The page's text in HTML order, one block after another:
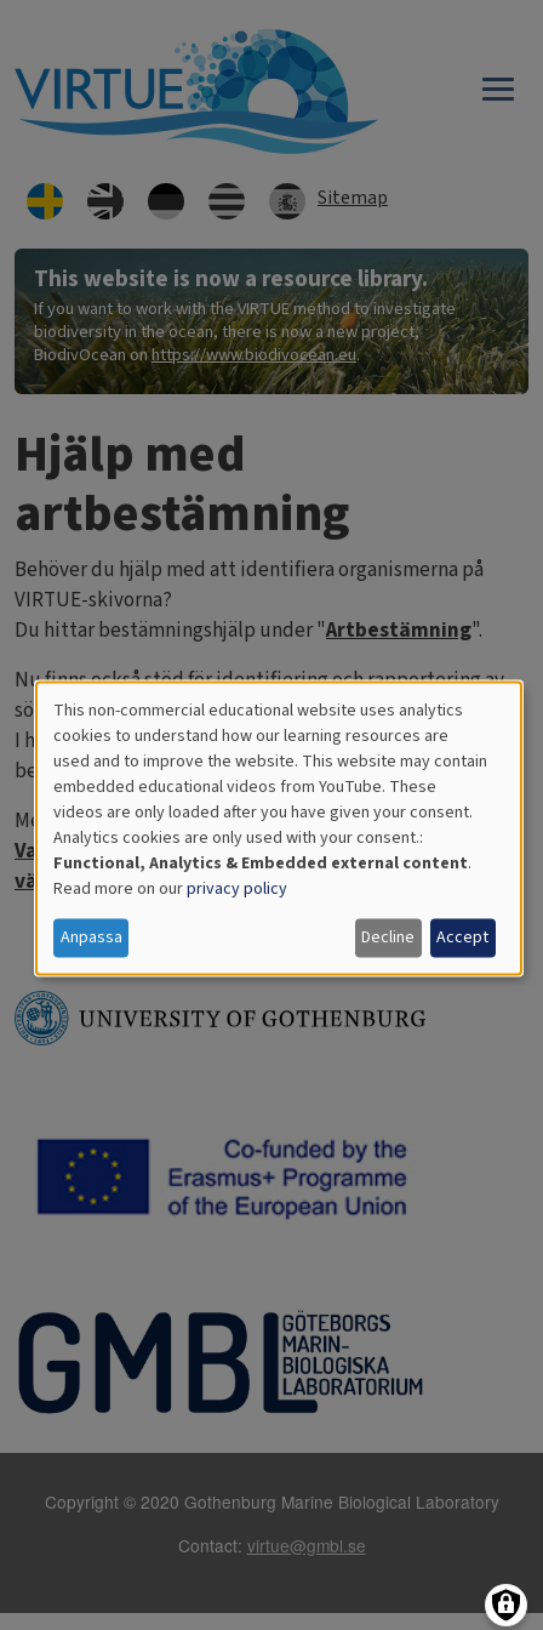
Sitemap
This website is now a resource library.
If you want to work with the VIRTUE method to investigate
biodiversity in the ocean, there is now a new project,
BiodivOcean onhttps://www.biodivocean.eu.
Hjälp med
artbestämning
Behöver du hjälp med att identifiera organismerna på
VIRTUE-skivorna?
Du hittar bestämningshjälp under "Artbestämning".
Nu finns också stöd för identifiering och rapportering av
sötvattensorganismer (ännu bara på svenska).
I handbokenSmådjur i sjö och å(2019) finns mer
bestämningshjälp.
Mer bestämningshjälp för marina arter finns i
Vattenkikarenoch i handbokenHavets djur och
växter(2023)
Copyright © 2020 Gothenburg Marine Biological Laboratory
Contact: virtue@gmbl.se
Cookies
for
Educational
Analytics
This non-commercial educational website uses analytics
cookies to understand how our learning resources are
used and to improve the website. This website may contain
embedded educational videos from YouTube. These
videos are only loaded after you have given your consent.
Analytics cookies are only used with your consent.:
Functional, Analytics & Embedded external content.
Read more on ourprivacy policy
Anpassa Decline Accept